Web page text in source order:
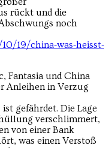
rückt und die
noch
19/china-was-heisst-
Fantasia und China
Anleihen in Verzug
gefährdet. Die Lage
verschlimmert,
von einer Bank
was einen Verstoß